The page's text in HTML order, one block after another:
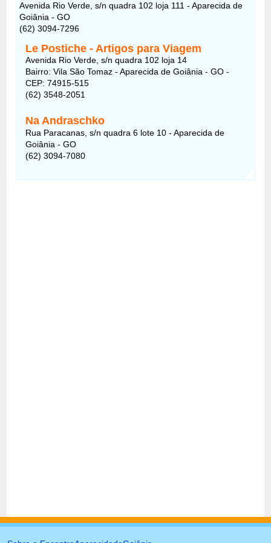
Avenida Rio Verde, s/n quadra 102 loja 111 - Aparecida de
Goiânia - GO
(62) 3094-7296
Le Postiche - Artigos para Viagem
Avenida Rio Verde, s/n quadra 102 loja 14
Bairro: Vila São Tomaz - Aparecida de Goiânia - GO -
CEP: 74915-515
(62) 3548-2051
Na Andraschko
Rua Paracanas, s/n quadra 6 lote 10 - Aparecida de
Goiânia - GO
(62) 3094-7080